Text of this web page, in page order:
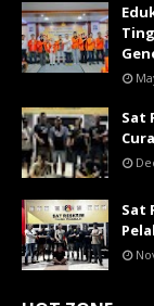
Sat
Sat